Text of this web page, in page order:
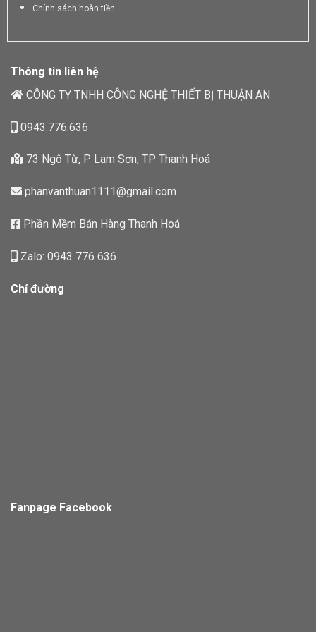
Chính sách hoàn tiền
Thông tin liên hệ
CÔNG TY TNHH CÔNG NGHỆ THIẾT BỊ THUẬN AN
0943.776.636
73 Ngô Từ, P Lam Sơn, TP Thanh Hoá
phanvanthuan1111@gmail.com
Phần Mềm Bán Hàng Thanh Hoá
Zalo: 0943 776 636
Chỉ đường
Fanpage Facebook